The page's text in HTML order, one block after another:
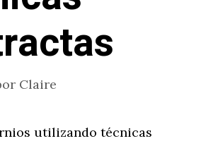
Claire
utilizando técnicas